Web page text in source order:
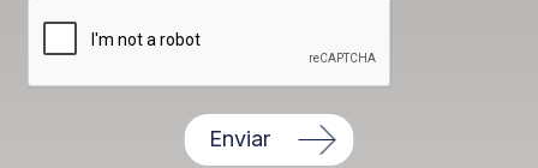
Enviar